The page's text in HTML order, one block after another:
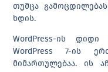
თუმცა
ხდის.
WordPress-ის
WordPress 7-ის
მიმართულებაა. ის